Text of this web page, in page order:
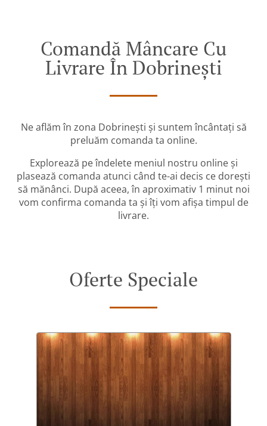
Comandă Mâncare Cu
Livrare În Dobrineşti
Ne aflăm în zona Dobrineşti și suntem încântați să
preluăm comanda ta online.
Explorează pe îndelete meniul nostru online și
plasează comanda atunci când te-ai decis ce dorești
să mănânci. După aceea, în aproximativ 1 minut noi
vom confirma comanda ta și îți vom afișa timpul de
livrare.
Oferte Speciale